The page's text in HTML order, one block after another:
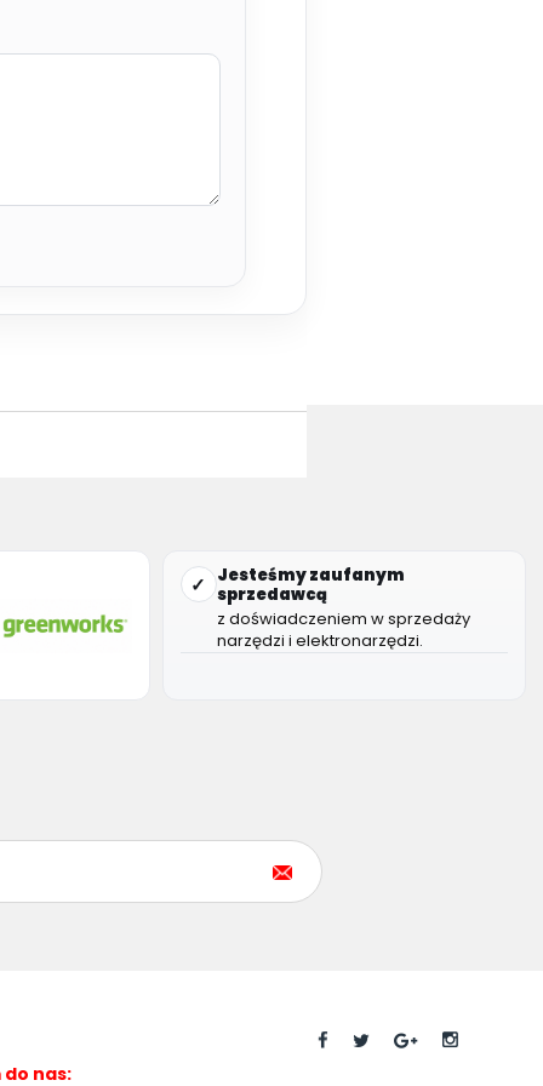
✓
Jesteśmy zaufanym
sprzedawcą
z doświadczeniem w sprzedaży
narzędzi i elektronarzędzi.
nas: